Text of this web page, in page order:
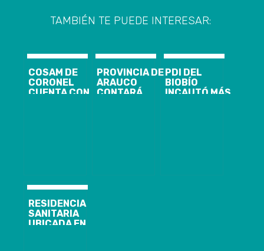
TAMBIÉN TE PUEDE INTERESAR:
COSAM DE
CORONEL
CUENTA CON
PROVINCIA DE
ARAUCO
CONTARÁ
PDI DEL
BIOBÍO
INCAUTÓ MÁS
RESIDENCIA
SANITARIA
UBICADA EN